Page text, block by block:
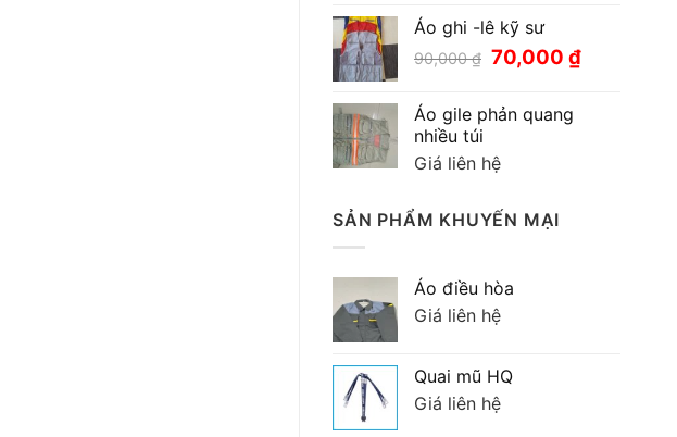
là:
220,000 ₫.
Áo ghi -lê kỹ sư
90,000₫ Giá
90,000 ₫.
70,000₫Giá
Áo gile phản quang
nhiều túi
Giá liên hệ
SẢN PHẨM KHUYẾN MẠI
Áo điều hòa
Giá liên hệ
Quai mũ HQ
Giá liên hệ